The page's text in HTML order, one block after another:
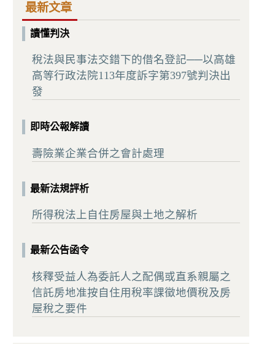
最新文章
讀懂判決
稅法與民事法交錯下的借名登記──以高雄
高等行政法院113年度訴字第397號判決出
發
即時公報解讀
壽險業企業合併之會計處理
最新法規評析
所得稅法上自住房屋與土地之解析
最新公告函令
核釋受益人為委託人之配偶或直系親屬之
信託房地准按自住用稅率課徵地價稅及房
屋稅之要件